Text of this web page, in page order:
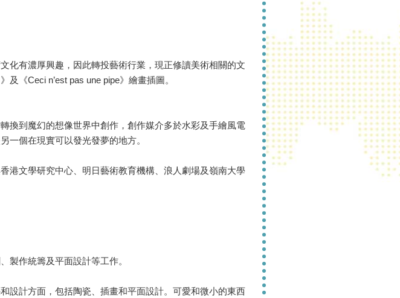
化有濃厚興趣，因此轉投藝術行業，現正修讀美術相關的文
《Ceci n’est pas une pipe》繪畫插圖。
換到魔幻的想像世界中創作，創作媒介多於水彩及手繪風電
一個在現實可以發光發夢的地方。
港文學研究中心、明日藝術教育機構、浪人劇場及嶺南大學
製作統籌及平面設計等工作。
設計方面，包括陶瓷、插畫和平面設計。可愛和微小的東西